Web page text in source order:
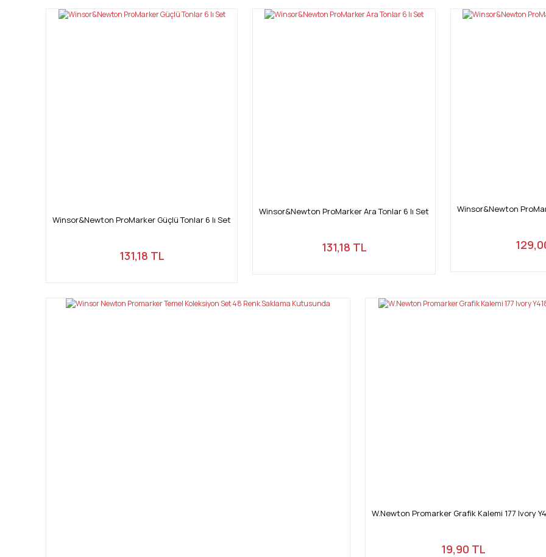
Winsor&Newton ProMarker Güçlü Tonlar 6 lı Set
131,18 TL
Winsor&Newton ProMarker Ara Tonlar 6 lı Set
131,18 TL
Winsor&Newton
W.Newton Promarker Grafik Kalemi 177 Ivory
19,90 TL